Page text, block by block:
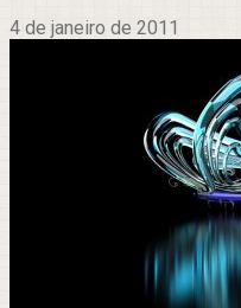
4 de janeiro de 2011